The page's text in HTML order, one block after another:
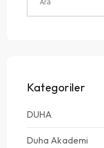
Kategoriler
DUHA
Duha Akademi